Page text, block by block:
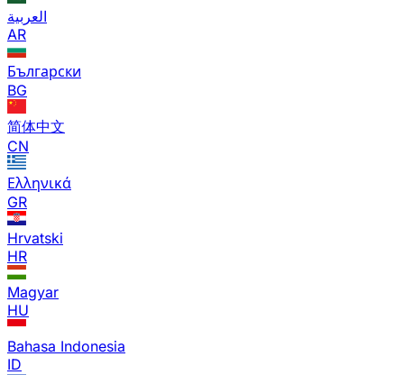
العربية
AR
Български
BG
简体中文
CN
Ελληνικά
GR
Hrvatski
HR
Magyar
HU
Bahasa Indonesia
ID